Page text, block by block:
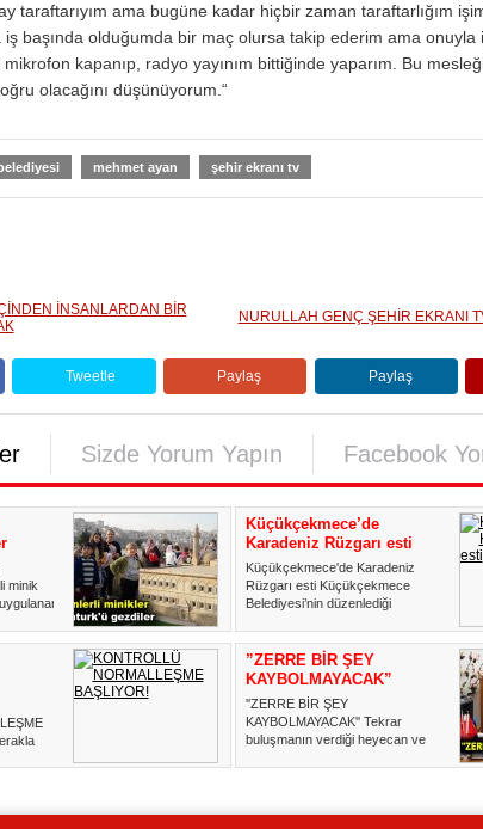
taraftarıyım ama bugüne kadar hiçbir zaman taraftarlığım
başında olduğumda bir maç olursa takip ederim ama onuyla
mikrofon kapanıp, radyo yayınım bittiğinde yaparım. Bu
olacağını düşünüyorum.“
mehmet ayan şehir ekranı tv
İNSANLARDAN BİR
NURULLAH GENÇ ŞEHİR EKRANI
Tweetle Paylaş Paylaş
Sizde Yorum Yapın Facebook
minik
Küçükçekmece’de
Karadeniz Rüzgarı esti
Küçükçekmece'de Karadeniz
Rüzgarı esti Küçükçekmece
Belediyesi’nin düzenlediği
”ZERRE BİR ŞEY
KAYBOLMAYACAK”
''ZERRE BİR ŞEY
KAYBOLMAYACAK'' Tekrar
buluşmanın verdiği heyecan ve